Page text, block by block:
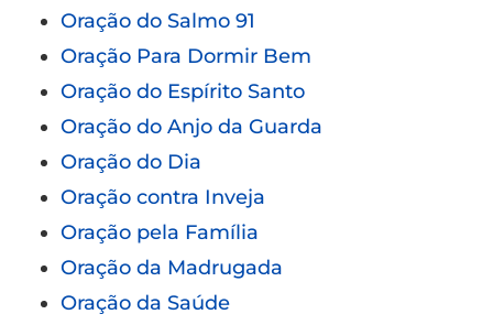
Oração do Salmo 91
Oração Para Dormir Bem
Oração do Espírito Santo
Oração do Anjo da Guarda
Oração do Dia
Oração contra Inveja
Oração pela Família
Oração da Madrugada
Oração da Saúde